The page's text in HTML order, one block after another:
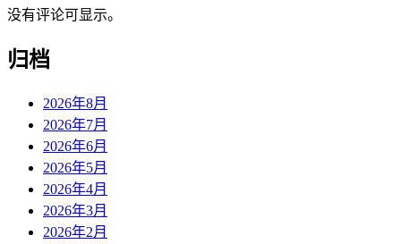
没有评论可显示。
归档
2026年8月
2026年7月
2026年6月
2026年5月
2026年4月
2026年3月
2026年2月